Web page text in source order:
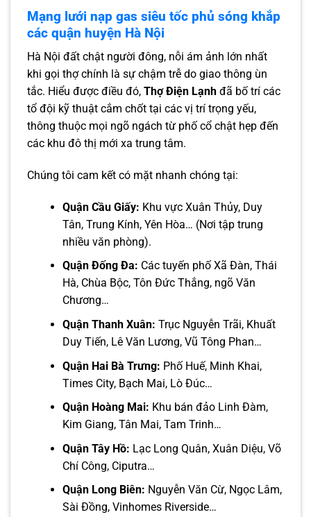
Mạng lưới nạp gas siêu tốc phủ sóng khắp
các quận huyện Hà Nội
Hà Nội đất chật người đông, nỗi ám ảnh lớn nhất
khi gọi thợ chính là sự chậm trễ do giao thông ùn
tắc. Hiểu được điều đó, Thợ Điện Lạnh đã bố trí các
tổ đội kỹ thuật cắm chốt tại các vị trí trọng yếu,
thông thuộc mọi ngõ ngách từ phố cổ chật hẹp đến
các khu đô thị mới xa trung tâm.
Chúng tôi cam kết có mặt nhanh chóng tại:
Quận Cầu Giấy: Khu vực Xuân Thủy, Duy
Tân, Trung Kính, Yên Hòa… (Nơi tập trung
nhiều văn phòng).
Quận Đống Đa: Các tuyến phố Xã Đàn, Thái
Hà, Chùa Bộc, Tôn Đức Thắng, ngõ Văn
Chương…
Quận Thanh Xuân: Trục Nguyễn Trãi, Khuất
Duy Tiến, Lê Văn Lương, Vũ Tông Phan…
Quận Hai Bà Trưng: Phố Huế, Minh Khai,
Times City, Bạch Mai, Lò Đúc…
Quận Hoàng Mai: Khu bán đảo Linh Đàm,
Kim Giang, Tân Mai, Tam Trinh…
Quận Tây Hồ: Lạc Long Quân, Xuân Diệu, Võ
Chí Công, Ciputra…
Quận Long Biên: Nguyễn Văn Cừ, Ngọc Lâm,
Sài Đồng, Vinhomes Riverside…